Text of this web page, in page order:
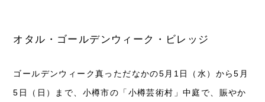
オタル・ゴールデンウィーク・ビレッジ
ゴールデンウィーク真っただなかの5月1日（水）から5月
5日（日）まで、小樽市の「小樽芸術村」中庭で、賑やか